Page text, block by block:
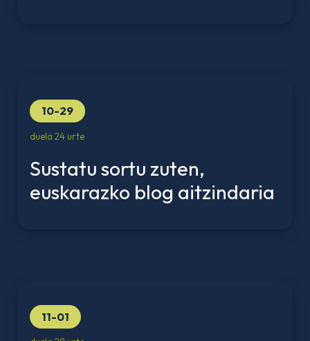
10-29
duela 24 urte
Sustatu sortu zuten,
euskarazko blog aitzindaria
11-01